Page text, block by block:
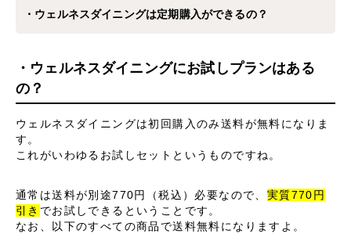
・ウェルネスダイニングは定期購入ができるの？
・ウェルネスダイニングにお試しプランはある
の？
ウェルネスダイニングは初回購入のみ送料が無料になりま
す。
これがいわゆるお試しセットというものですね。
通常は送料が別途770円（税込）必要なので、 実質770円
引き でお試しできるということです。
なお、以下のすべての商品で送料無料になりますよ。